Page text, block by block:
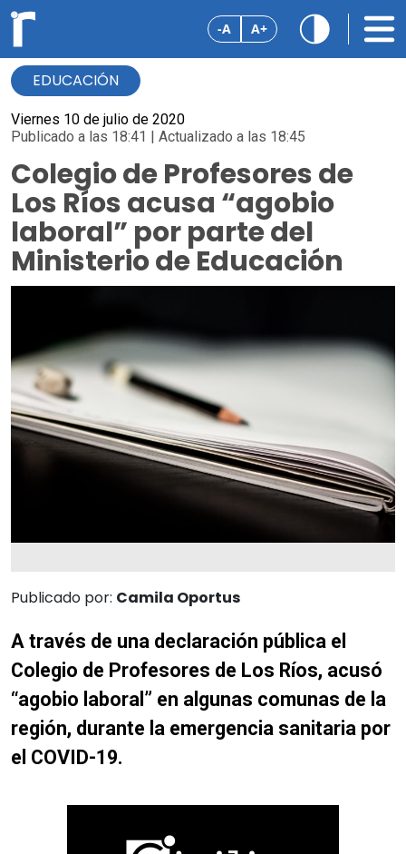
-A A+
EDUCACIÓN
Viernes 10 de julio de 2020
Publicado a las 18:41 | Actualizado a las 18:45
Colegio de Profesores de
Los Ríos acusa “agobio
laboral” por parte del
Ministerio de Educación
Publicado por: Camila Oportus
A través de una declaración pública el
Colegio de Profesores de Los Ríos, acusó
“agobio laboral” en algunas comunas de la
región, durante la emergencia sanitaria por
el COVID-19.